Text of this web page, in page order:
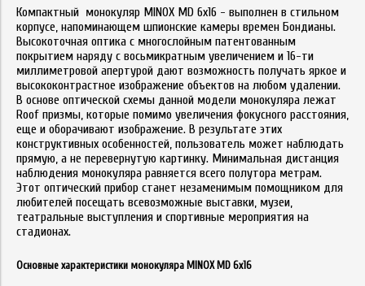
Компактный монокуляр MINOX MD 6x16 - выполнен в стильном
корпусе, напоминающем шпионские камеры времен Бондианы.
Высокоточная оптика с многослойным патентованным
покрытием наряду с восьмикратным увеличением и 16-ти
миллиметровой апертурой дают возможность получать яркое и
высококонтрастное изображение объектов на любом удалении.
В основе оптической схемы данной модели монокуляра лежат
Roof призмы, которые помимо увеличения фокусного расстояния,
еще и оборачивают изображение. В результате этих
конструктивных особенностей, пользователь может наблюдать
прямую, а не перевернутую картинку. Минимальная дистанция
наблюдения монокуляра равняется всего полутора метрам.
Этот оптический прибор станет незаменимым помощником для
любителей посещать всевозможные выставки, музеи,
театральные выступления и спортивные мероприятия на
стадионах.
Основные характеристики монокуляра MINOX MD 6x16